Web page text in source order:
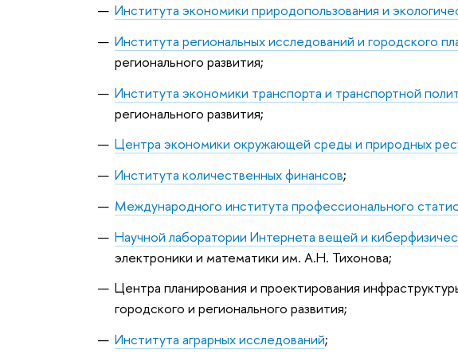
Института экономики природопользования и
Института региональных исследований и городского
регионального развития;
Института экономики транспорта и транспортной
регионального развития;
Центра экономики окружающей среды и природных
Института количественных финансов;
Международного института профессионального
Научной лаборатории Интернета вещей и
электроники и математики им. А.Н. Тихонова;
Центра планирования и проектирования
городского и регионального развития;
Института аграрных исследований;